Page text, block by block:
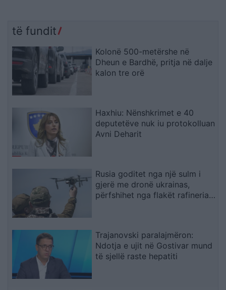
të fundit
Kolonë 500-metërshe në
Dheun e Bardhë, pritja në dalje
kalon tre orë
Haxhiu: Nënshkrimet e 40
deputetëve nuk iu protokolluan
Avni Deharit
Rusia goditet nga një sulm i
gjerë me dronë ukrainas,
përfshihet nga flakët rafineria
Trajanovski paralajmëron:
Ndotja e ujit në Gostivar mund
të sjellë raste hepatiti